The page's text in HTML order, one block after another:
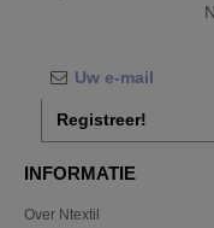
Registreer!
INFORMATIE
Over Ntextil